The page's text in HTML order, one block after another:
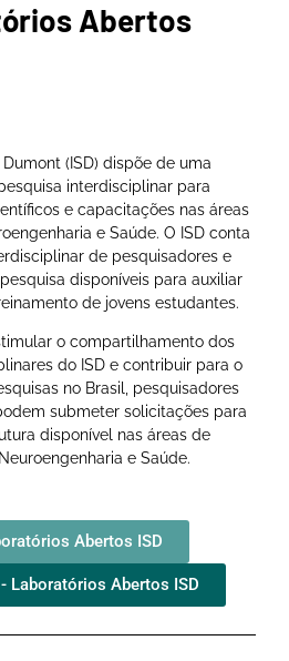
Abertos
(ISD) dispõe de uma
interdisciplinar para
e capacitações nas áreas
e Saúde. O ISD conta
de pesquisadores e
disponíveis para auxiliar
de jovens estudantes.
o compartilhamento dos
do ISD e contribuir para o
no Brasil, pesquisadores
submeter solicitações para
disponível nas áreas de
e Saúde.
Abertos ISD
Laboratórios Abertos ISD